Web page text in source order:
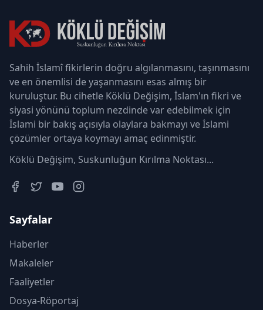
Sahih İslamî fikirlerin doğru algılanmasını, taşınmasını
ve en önemlisi de yaşanmasını esas almış bir
kuruluştur. Bu cihetle Köklü Değişim, İslam'ın fikri ve
siyasi yönünü toplum nezdinde var edebilmek için
İslami bir bakış açısıyla olaylara bakmayı ve İslami
çözümler ortaya koymayı amaç edinmiştir.
Köklü Değişim, Suskunluğun Kırılma Noktası...
Sayfalar
Haberler
Makaleler
Faaliyetler
Dosya-Röportaj